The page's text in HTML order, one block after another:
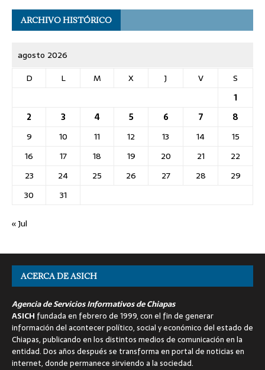
ARCHIVO HISTÓRICO
agosto 2026
D
L M X J V
S
1
2
3 4 5 6 7
8
9
10 11 12 13 14
15
16
17 18 19 20 21
22
23
24 25 26 27 28
29
30
31
« Jul
ACERCA DE ASICH
Agencia de Servicios Informativos de Chiapas
ASICH fundada en febrero de 1999, con el fin de generar
información del acontecer político, social y económico del estado de
Chiapas, publicando en los distintos medios de comunicación en la
entidad. Dos años después se transforma en portal de noticias en
internet, donde permanece sirviendo a la sociedad.